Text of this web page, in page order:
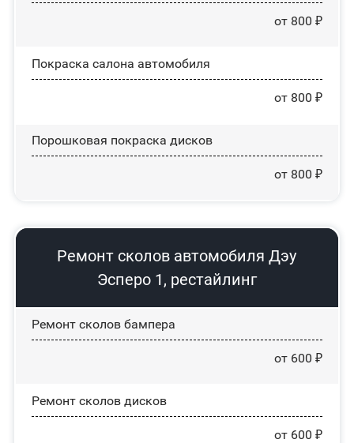
от 800 ₽
Покраска салона автомобиля
от 800 ₽
Порошковая покраска дисков
от 800 ₽
Ремонт сколов автомобиля Дэу
Эсперо 1, рестайлинг
Ремонт сколов бампера
от 600 ₽
Ремонт сколов дисков
от 600 ₽